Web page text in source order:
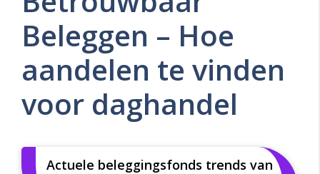
Beleggen – Hoe
aandelen te vinden
voor daghandel
Actuele beleggingsfonds trends van